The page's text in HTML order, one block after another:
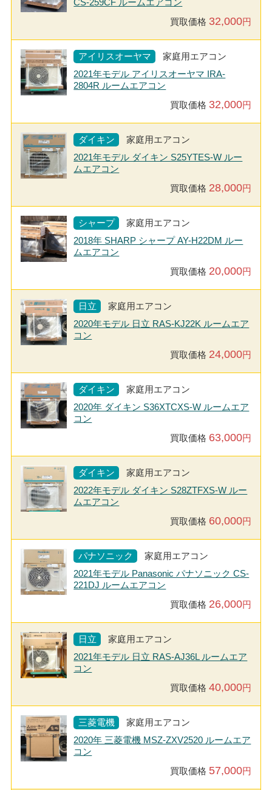
CS-259CF ルームエアコン
買取価格 32,000円
アイリスオーヤマ
家庭用エアコン
2021年モデル アイリスオーヤマ IRA-
2804R ルームエアコン
買取価格 32,000円
ダイキン
家庭用エアコン
2021年モデル ダイキン S25YTES-W ルー
ムエアコン
買取価格 28,000円
シャープ
家庭用エアコン
2018年 SHARP シャープ AY-H22DM ルー
ムエアコン
買取価格 20,000円
日立
家庭用エアコン
2020年モデル 日立 RAS-KJ22K ルームエア
コン
買取価格 24,000円
ダイキン
家庭用エアコン
2020年 ダイキン S36XTCXS-W ルームエア
コン
買取価格 63,000円
ダイキン
家庭用エアコン
2022年モデル ダイキン S28ZTFXS-W ルー
ムエアコン
買取価格 60,000円
パナソニック
家庭用エアコン
2021年モデル Panasonic パナソニック CS-
221DJ ルームエアコン
買取価格 26,000円
日立
家庭用エアコン
2021年モデル 日立 RAS-AJ36L ルームエア
コン
買取価格40,000円
三菱電機
家庭用エアコン
2020年 三菱電機 MSZ-ZXV2520 ルームエア
コン
買取価格 57,000円